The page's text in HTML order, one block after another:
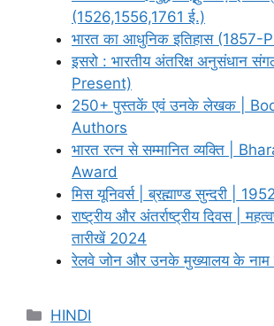
(1526,1556,1761 ई.)
भारत का आधुनिक इतिहास (1857-
इसरो : भारतीय अंतरिक्ष अनुसंधान
Present)
250+ पुस्तकें एवं उनके लेखक |
Authors
भारत रत्न से सम्मानित व्यक्ति |
Award
मिस यूनिवर्स | ब्रह्माण्ड सुन्दरी |
राष्ट्रीय और अंतर्राष्ट्रीय दिवस |
तारीखें 2024
रेलवे जोन और उनके मुख्यालय के नाम
Categories
HINDI